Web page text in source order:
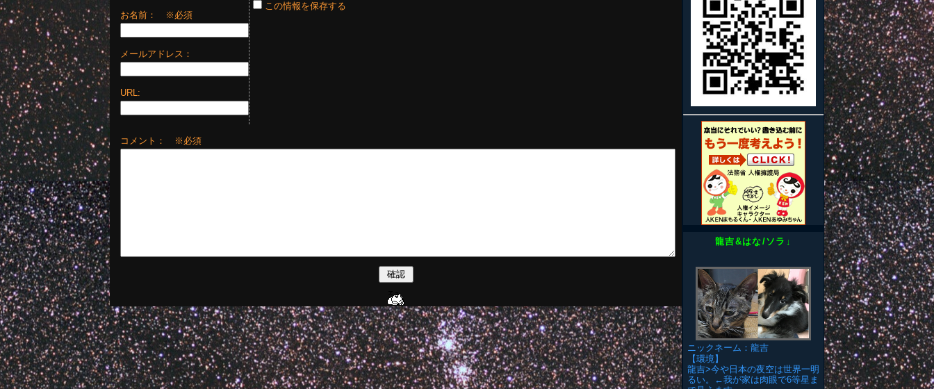
お名前： ※必須
メールアドレス：
URL:
この情報を保存する
コメント： ※必須
龍吉&はな/ソラ↓
ニックネーム：龍吉
【環境】
龍吉>今や日本の夜空は世界一明
るい。←我が家は肉眼で6等星ま